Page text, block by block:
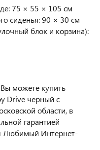
75 × 55 × 105 см
сиденья: 90 × 30 см
блок и корзина):
можете купить
Drive черный с
области, в
гарантией
Любимый Интернет-